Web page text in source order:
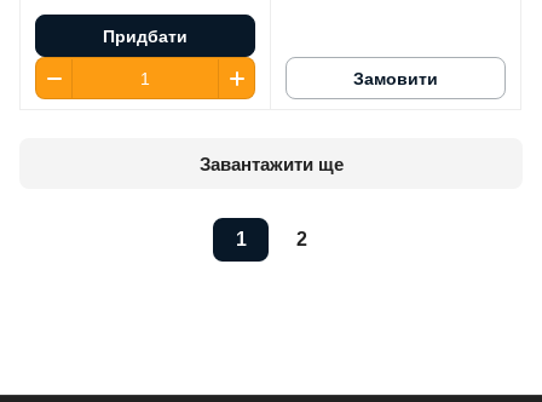
Придбати
Замовити
Завантажити ще
1 2